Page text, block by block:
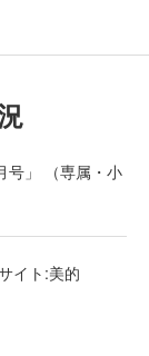
」 （専属・小
イト:美的